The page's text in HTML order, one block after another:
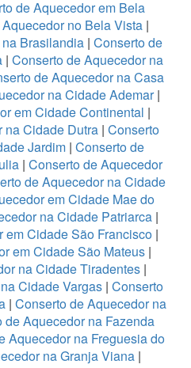
de Aquecedor em Bela
no Bela Vista |
Brasilandia| Conserto de
| Conserto de Aquecedor na
de Aquecedor na Casa
na Cidade Ademar|
em Cidade Continental |
na Cidade Dutra | Conserto
Jardim| Conserto de
| Conserto de Aquecedor
de Aquecedor na Cidade
em Cidade Mae do
na Cidade Patriarca|
em Cidade São Francisco |
em Cidade São Mateus |
na Cidade Tiradentes|
Cidade Vargas | Conserto
| Conserto de Aquecedor na
de Aquecedor na Fazenda
Aquecedor na Freguesia do
na Granja Viana|